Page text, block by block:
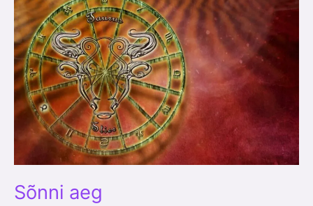
Sõnni aeg
aeg